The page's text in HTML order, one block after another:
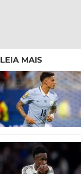
LEIA MAIS